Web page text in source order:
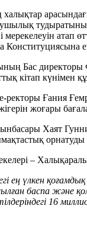
мерекелеуін
Бас
кітап күнімен
Ғания
жоғары
Хаят
–
ең үлкен
баспа және
16